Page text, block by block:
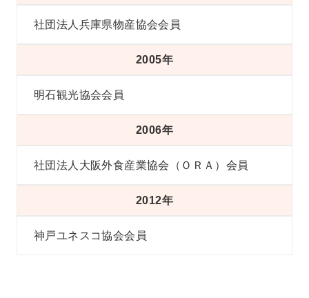
社団法人兵庫県物産協会会員
2005年
明石観光協会会員
2006年
社団法人大阪外食産業協会（ＯＲＡ）会員
2012年
神戸ユネスコ協会会員